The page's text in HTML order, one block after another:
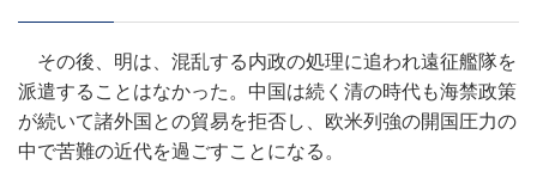
その後、明は、混乱する内政の処理に追われ遠征艦隊を
派遣することはなかった。中国は続く清の時代も海禁政策
が続いて諸外国との貿易を拒否し、欧米列強の開国圧力の
中で苦難の近代を過ごすことになる。